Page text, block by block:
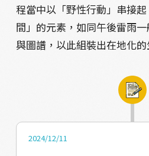
程當中以「野性行動」串接
間」的元素，如同午後雷雨
與圖譜，以此組裝出在地化
2024/12/11